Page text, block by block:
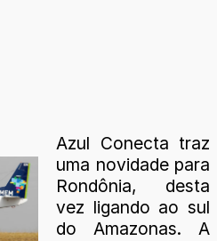
Azul Conecta traz
uma novidade para
Rondônia, desta
vez ligando ao sul
do Amazonas. A